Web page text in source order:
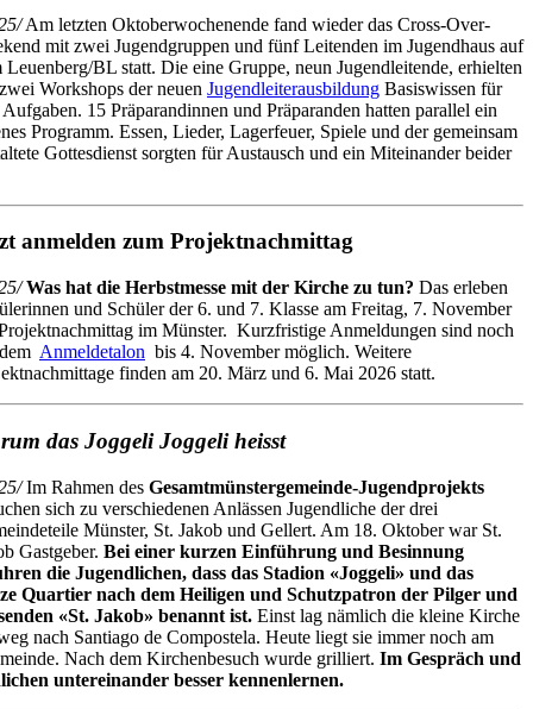
Am letzten Oktoberwochenende fand wieder das Cross-Over-
mit zwei Jugendgruppen und fünf Leitenden im Jugendhaus auf
Leuenberg/BL statt. Die eine Gruppe, neun Jugendleitende, erhielten
Workshops der neuen Jugendleiterausbildung Basiswissen für
15 Präparandinnen und Präparanden hatten parallel ein
Programm. Essen, Lieder, Lagerfeuer, Spiele und der gemeinsam
Gottesdienst sorgten für Austausch und ein Miteinander beider
anmelden zum Projektnachmittag
Was hat die Herbstmesse mit der Kirche zu tun? Das erleben
und Schüler der 6. und 7. Klasse am Freitag, 7. November
im Münster. Kurzfristige Anmeldungen sind noch
Anmeldetalon bis 4. November möglich. Weitere
finden am 20. März und 6. Mai 2026 statt.
das Joggeli Joggeli heisst
Im Rahmen des Gesamtmünstergemeinde-Jugendprojekts
sich zu verschiedenen Anlässen Jugendliche der drei
Münster, St. Jakob und Gellert. Am 18. Oktober war St.
Gastgeber. Bei einer kurzen Einführung und Besinnung
die Jugendlichen, dass das Stadion «Joggeli» und das
Quartier nach dem Heiligen und Schutzpatron der Pilger und
«St. Jakob» benannt ist. Einst lag nämlich die kleine Kirche
nach Santiago de Compostela. Heute liegt sie immer noch am
Nach dem Kirchenbesuch wurde grilliert. Im Gespräch und
untereinander besser kennenlernen.